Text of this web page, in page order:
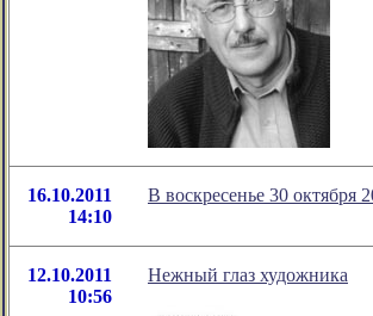
16.10.2011
14:10
В воскресенье 30 октября
12.10.2011
10:56
Нежный глаз художника